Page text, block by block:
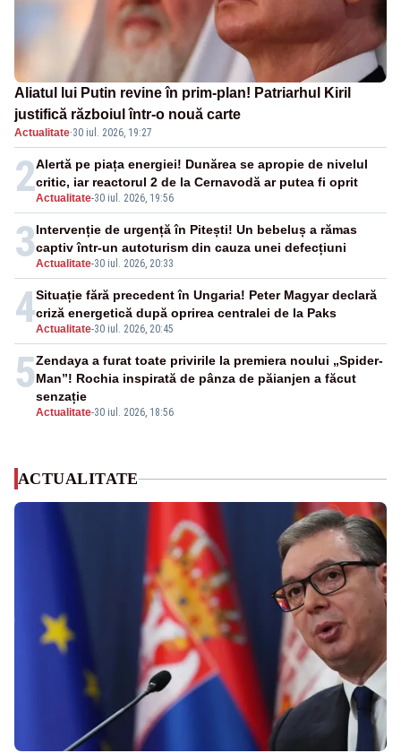
Aliatul lui Putin revine în prim-plan! Patriarhul Kiril
justifică războiul într-o nouă carte
Actualitate·30 iul. 2026, 19:27
2Actualitate-30 iul. 2026, 19:56
Alertă pe piața energiei! Dunărea se apropie de nivelul
critic, iar reactorul 2 de la Cernavodă ar putea fi oprit
3Actualitate-30 iul. 2026, 20:33
Intervenție de urgență în Pitești! Un bebeluș a rămas
captiv într-un autoturism din cauza unei defecțiuni
4Actualitate-30 iul. 2026, 20:45
Situație fără precedent în Ungaria! Peter Magyar declară
criză energetică după oprirea centralei de la Paks
5
Actualitate-30 iul. 2026, 18:56
Zendaya a furat toate privirile la premiera noului „Spider-
Man”! Rochia inspirată de pânza de păianjen a făcut
senzație
ACTUALITATE